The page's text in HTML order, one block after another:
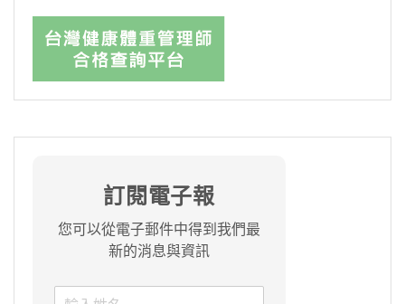
訂閱電子報
您可以從電子郵件中得到我們最
新的消息與資訊